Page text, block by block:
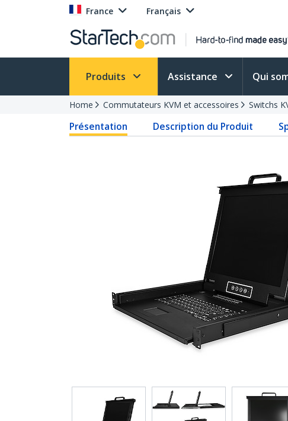
France Français
Produits Assistance Qui
Home Commutateurs KVM et accessoires Switchs
Présentation Description du Produit